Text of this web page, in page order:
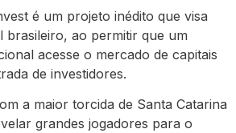
é um projeto inédito que visa
ao permitir que um
acesse o mercado de capitais
de investidores.
a maior torcida de Santa Catarina
grandes jogadores para o